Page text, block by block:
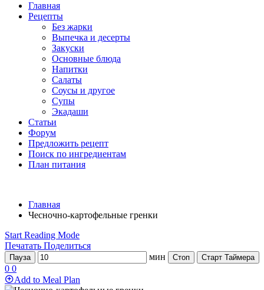
Главная
Рецепты
Без жарки
Выпечка и десерты
Закуски
Основные блюда
Напитки
Салаты
Соусы и другое
Супы
Экадаши
Статьи
Форум
Предложить рецепт
Поиск по ингредиентам
План питания
Главная
Чесночно-картофельные гренки
Start Reading Mode
Печатать Поделиться
Пауза мин Стоп Старт Таймера
0 0
Add to Meal Plan